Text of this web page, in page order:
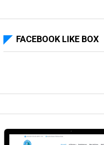
FACEBOOK LIKE BOX